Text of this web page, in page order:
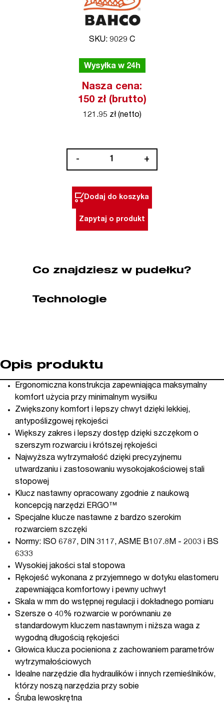
SKU: 9029 C
Wysyłka w 24h
Nasza cena:
150 zł (brutto)
121.95 zł (netto)
-
170
mm
(nr
9029
+
Dodaj do koszyka
Zapytaj o produkt
Co znajdziesz w pudełku?
Technologie
Opis produktu
Ergonomiczna konstrukcja zapewniająca maksymalny
komfort użycia przy minimalnym wysiłku
Zwiększony komfort i lepszy chwyt dzięki lekkiej,
antypoślizgowej rękojeści
Większy zakres i lepszy dostęp dzięki szczękom o
szerszym rozwarciu i krótszej rękojeści
Najwyższa wytrzymałość dzięki precyzyjnemu
utwardzaniu i zastosowaniu wysokojakościowej stali
stopowej
Klucz nastawny opracowany zgodnie z naukową
koncepcją narzędzi ERGO™
Specjalne klucze nastawne z bardzo szerokim
rozwarciem szczęki
Normy: ISO 6787, DIN 3117, ASME B107.8M - 2003 i BS
6333
Wysokiej jakości stal stopowa
Rękojeść wykonana z przyjemnego w dotyku elastomeru
zapewniająca komfortowy i pewny uchwyt
Skala w mm do wstępnej regulacji i dokładnego pomiaru
Szersze o 40% rozwarcie w porównaniu ze
standardowym kluczem nastawnym i niższa waga z
wygodną długością rękojeści
Głowica klucza pocieniona z zachowaniem parametrów
wytrzymałościowych
Idealne narzędzie dla hydraulików i innych rzemieślników,
którzy noszą narzędzia przy sobie
Śruba lewoskrętna